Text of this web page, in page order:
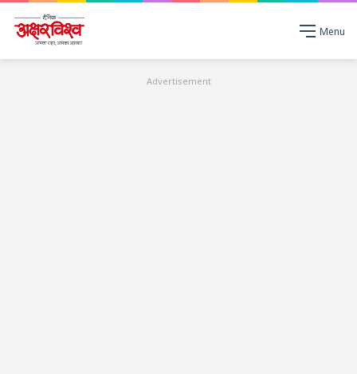
Menu
Advertisement